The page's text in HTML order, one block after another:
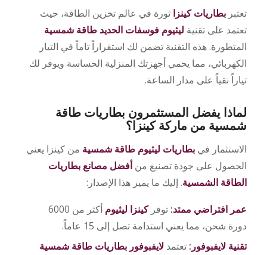
تعتبر بطاريات كينزا ثورة في عالم تخزين الطاقة، حيث
تعتمد على تقنية ليثيوم فوسفات الحديد طاقة شمسية
المتطورة. هذه التقنية تضمن لك استقراراً تاماً في التيار
الكهربائي، مما يحمي أجهزتك المنزلية الحساسة ويوفر لك
تياراً نقياً على مدار الساعة.
لماذا يفضل المستثمرون بطاريات طاقة
شمسية من ماركة كينزا؟
الاستثمار في بطاريات ليثيوم طاقة شمسية من كينزا يعني
الحصول على جودة تصنيع منأفضل مصانع بطاريات
الطاقة الشمسية. إليك ما يميز هذا الإصدار:
عمر افتراضي ممتد: توفركينزا ليثيوم
أكثر من 6000
دورة شحن، مما يعني استدامة تصل إلى 15 عاماً.
تقنية لايفبوفور: تعتمد لايفبوفور بطاريات طاقة شمسية